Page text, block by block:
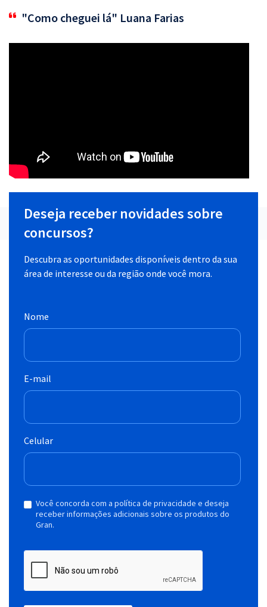
"Como cheguei lá" Luana Farias
Deseja receber novidades sobre
concursos?
Descubra as oportunidades disponíveis dentro da sua
área de interesse ou da região onde você mora.
Nome
E-mail
Celular
Você concorda com a política de privacidade e deseja
receber informações adicionais sobre os produtos do
Gran.